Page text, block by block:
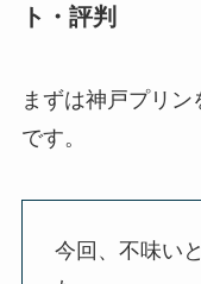
ト・評判
まずは神戸プリ
です。
今回、不味い